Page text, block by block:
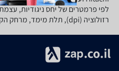
רזולוציה (dpi), תלת מימד, מרחק הקרנה ועוד.